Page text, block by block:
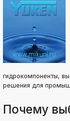
гидрокомпоненты,
решения для
Почему